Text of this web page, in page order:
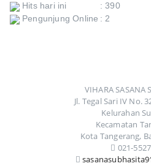
Hits hari ini
: 390
Pengunjung Online : 2
VIHARA SASANA
Jl. Tegal Sari IV No.
Kelurahan
Kecamatan
Kota Tangerang,
021-